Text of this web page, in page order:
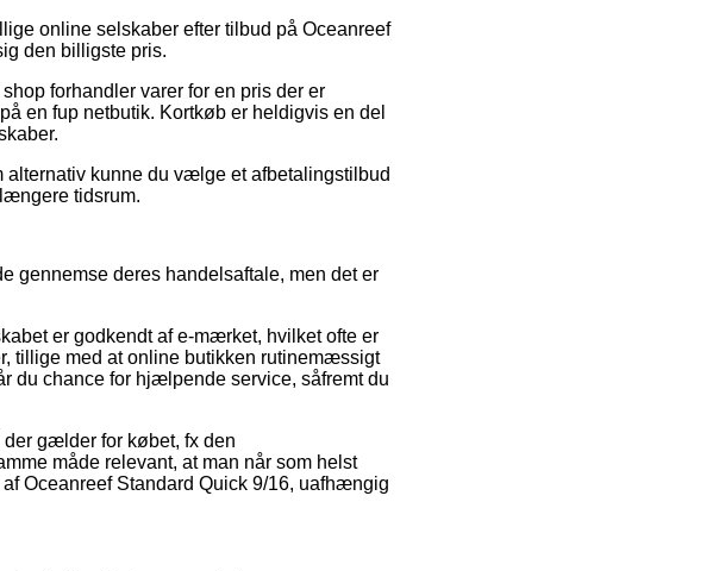
online selskaber efter tilbud på Oceanreef
den billigste pris.
forhandler varer for en pris der er
en fup netbutik. Kortkøb er heldigvis en del
kunne du vælge et afbetalingstilbud
tidsrum.
gennemse deres handelsaftale, men det er
er godkendt af e-mærket, hvilket ofte er
tillige med at online butikken rutinemæssigt
du chance for hjælpende service, såfremt du
gælder for købet, fx den
måde relevant, at man når som helst
Oceanreef Standard Quick 9/16, uafhængig